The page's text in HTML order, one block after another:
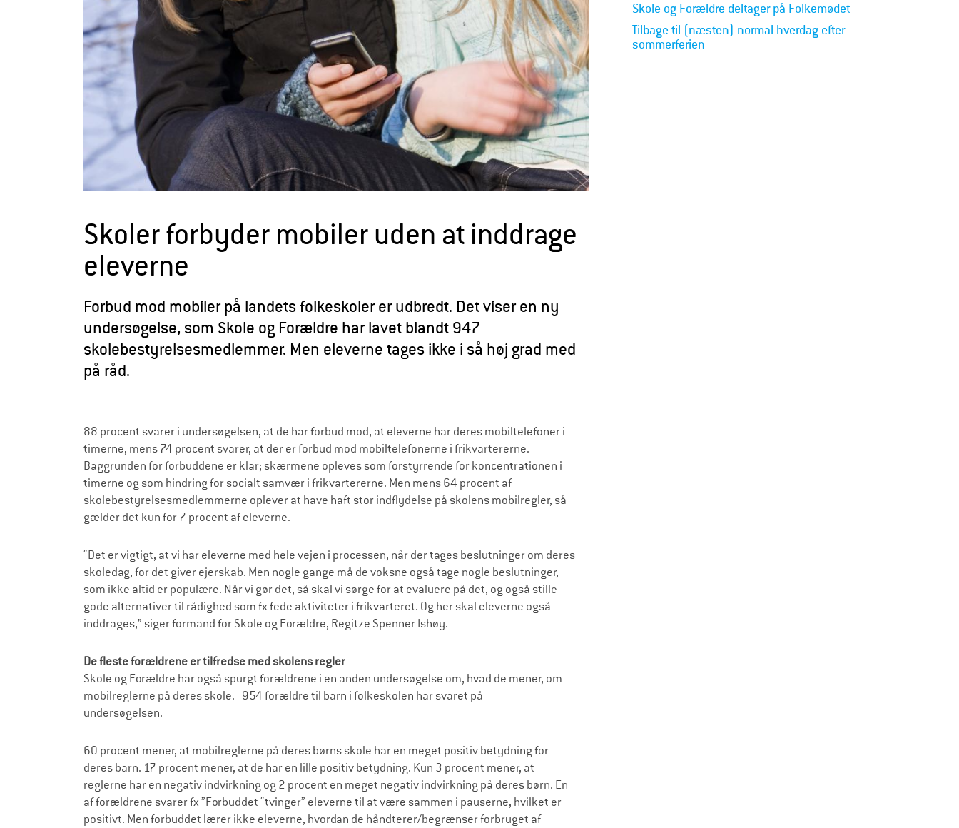
Skoler forbyder mobiler uden at inddrage
eleverne
Forbud mod mobiler på landets folkeskoler er udbredt. Det viser en ny
undersøgelse, som Skole og Forældre har lavet blandt 947
skolebestyrelsesmedlemmer. Men eleverne tages ikke i så høj grad med
på råd.
88 procent svarer i undersøgelsen, at de har forbud mod, at eleverne har deres mobiltelefoner i
timerne, mens 74 procent svarer, at der er forbud mod mobiltelefonerne i frikvartererne.
Baggrunden for forbuddene er klar; skærmene opleves som forstyrrende for koncentrationen i
timerne og som hindring for socialt samvær i frikvartererne. Men mens 64 procent af
skolebestyrelsesmedlemmerne oplever at have haft stor indflydelse på skolens mobilregler, så
gælder det kun for 7 procent af eleverne.
“Det er vigtigt, at vi har eleverne med hele vejen i processen, når der tages beslutninger om deres
skoledag, for det giver ejerskab. Men nogle gange må de voksne også tage nogle beslutninger,
som ikke altid er populære. Når vi gør det, så skal vi sørge for at evaluere på det, og også stille
gode alternativer til rådighed som fx fede aktiviteter i frikvarteret. Og her skal eleverne også
inddrages,” siger formand for Skole og Forældre, Regitze Spenner Ishøy.
De fleste forældrene er tilfredse med skolens regler
Skole og Forældre har også spurgt forældrene i en anden undersøgelse om, hvad de mener, om
mobilreglerne på deres skole. 954 forældre til barn i folkeskolen har svaret på
undersøgelsen.
60 procent mener, at mobilreglerne på deres børns skole har en meget positiv betydning for
deres barn. 17 procent mener, at de har en lille positiv betydning. Kun 3 procent mener, at
reglerne har en negativ indvirkning og 2 procent en meget negativ indvirkning på deres børn. En
af forældrene svarer fx ”Forbuddet “tvinger” eleverne til at være sammen i pauserne, hvilket er
positivt. Men forbuddet lærer ikke eleverne, hvordan de håndterer/begrænser forbruget af
Skole og Forældre deltager på Folkemødet
Tilbage til (næsten) normal hverdag efter
sommerferien